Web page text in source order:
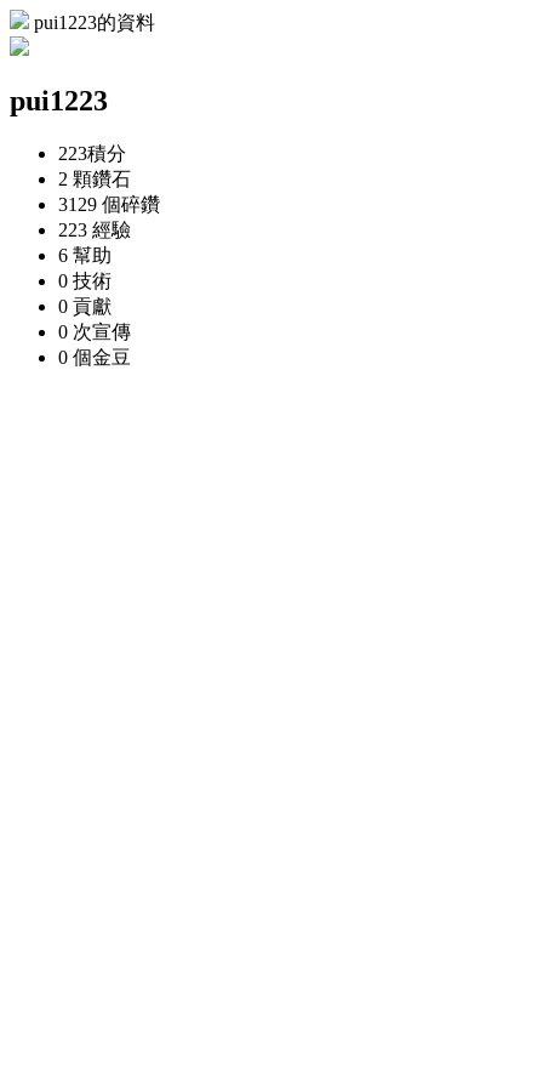
pui1223的資料
pui1223
223積分
2 顆鑽石
3129 個碎鑽
223 經驗
6 幫助
0 技術
0 貢獻
0 次宣傳
0 個金豆